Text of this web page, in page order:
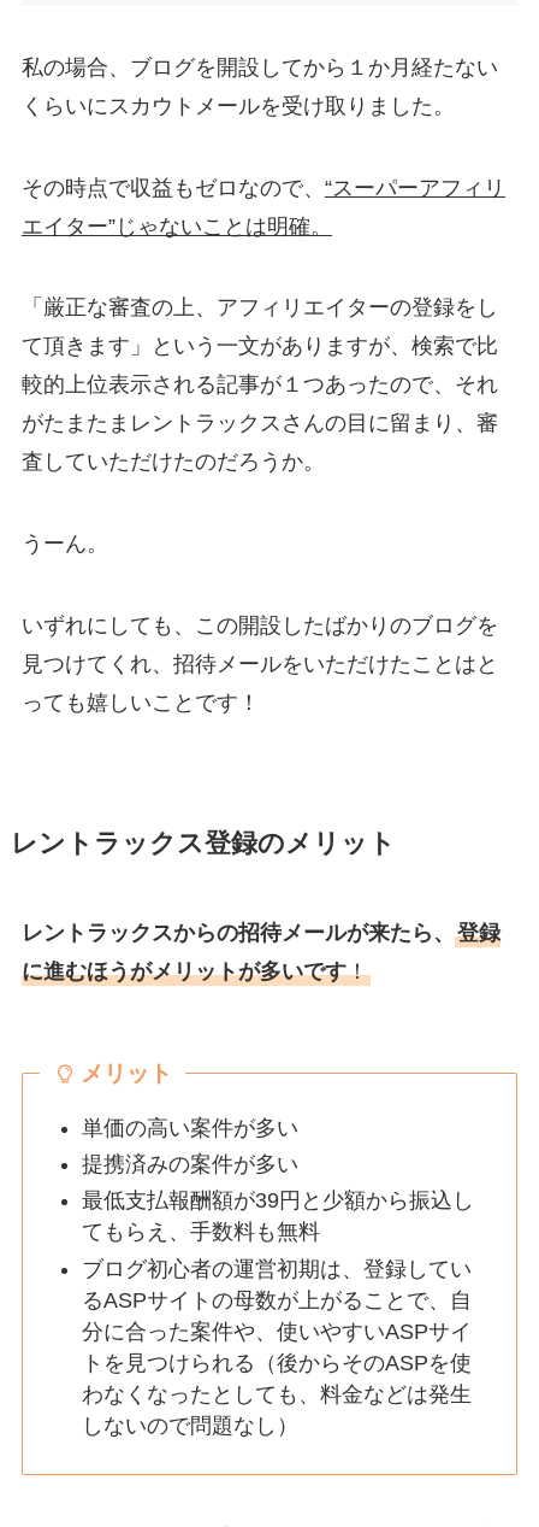
私の場合、ブログを開設してから１か月経たない
くらいにスカウトメールを受け取りました。
その時点で収益もゼロなので、 “スーパーアフィリ
エイター”じゃないことは明確。
「厳正な審査の上、アフィリエイターの登録をし
て頂きます」という一文がありますが、検索で比
較的上位表示される記事が１つあったので、それ
がたまたまレントラックスさんの目に留まり、審
査していただけたのだろうか。
うーん。
いずれにしても、この開設したばかりのブログを
見つけてくれ、招待メールをいただけたことはと
っても嬉しいことです！
レントラックス登録のメリット
レントラックスからの招待メールが来たら、 登録
に進むほうがメリットが多いです！
メリット
単価の高い案件が多い
提携済みの案件が多い
最低支払報酬額が39円と少額から振込し
てもらえ、手数料も無料
ブログ初心者の運営初期は、登録してい
るASPサイトの母数が上がることで、自
分に合った案件や、使いやすいASPサイ
トを見つけられる（後からそのASPを使
わなくなったとしても、料金などは発生
しないので問題なし）